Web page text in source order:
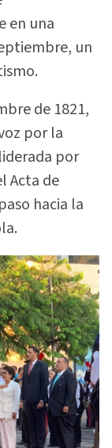
en una
un
de 1821,
por la
por
Acta de
hacia la